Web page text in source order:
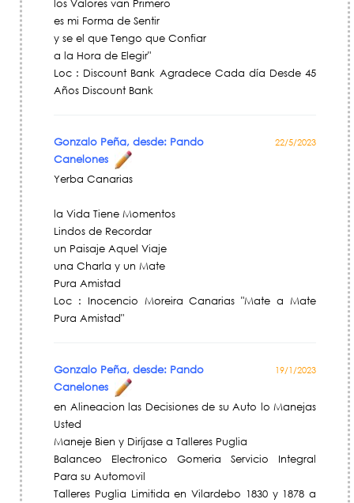
los Valores van Primero
es mi Forma de Sentir
y se el que Tengo que Confiar
a la Hora de Elegir"
Loc : Discount Bank Agradece Cada día Desde 45
Años Discount Bank
Gonzalo Peña, desde: Pando
Canelones
22/5/2023
Yerba Canarias
la Vida Tiene Momentos
Lindos de Recordar
un Paisaje Aquel Viaje
una Charla y un Mate
Pura Amistad
Loc : Inocencio Moreira Canarias "Mate a Mate
Pura Amistad"
Gonzalo Peña, desde: Pando
Canelones
19/1/2023
en Alineacion las Decisiones de su Auto lo Manejas
Usted
Maneje Bien y Diríjase a Talleres Puglia
Balanceo Electronico Gomeria Servicio Integral
Para su Automovil
Talleres Puglia Limitida en Vilardebo 1830 y 1878 a